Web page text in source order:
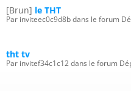
[Brun] le THT
Par inviteec0c9d8b dans le forum
tht tv
Par invitef34c1c12 dans le forum